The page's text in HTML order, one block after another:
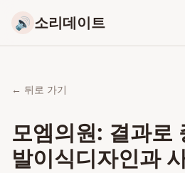
🔊 소리데이트
← 뒤로 가기
모엠의원: 결과로
발이식디자인과